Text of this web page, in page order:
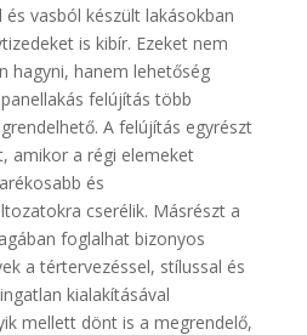
vasból készült lakásokban
is kibír. Ezeket nem
hagyni, hanem lehetőség
felújítás több
A felújítás egyrészt
amikor a régi elemeket
és
cserélik. Másrészt a
foglalhat bizonyos
a tértervezéssel, stílussal és
kialakításával
mellett dönt is a megrendelő,